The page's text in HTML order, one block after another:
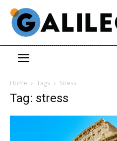
Home Tags Stress
Tag: stress